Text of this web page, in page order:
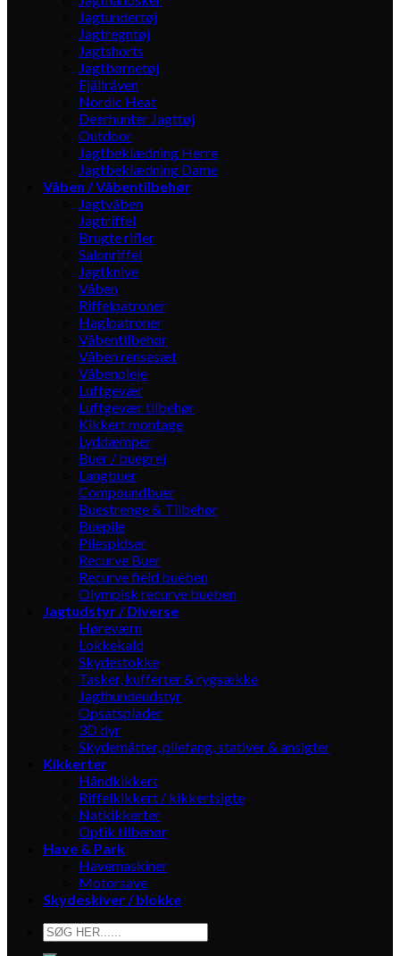
Jagtundertøj
Jagtregntøj
Jagtshorts
Jagtbørnetøj
Fjällräven
Nordic Heat
Deerhunter Jagttøj
Outdoor
Jagtbeklædning Herre
Jagtbeklædning Dame
Våben / Våbentilbehør
Jagtvåben
Jagtriffel
Brugte rifler
Salonriffel
Jagtknive
Våben
Riffelpatroner
Haglpatroner
Våbentilbehør
Våben rensesæt
Våbenpleje
Luftgevær
Luftgevær tilbehør
Kikkert montage
Lyddæmper
Buer / buegrej
Langbuer
Compoundbuer
Buestrenge & Tilbehør
Buepile
Pilespidser
Recurve Buer
Recurve field bueben
Olympisk recurve bueben
Jagtudstyr / Diverse
Høreværn
Lokkekald
Skydestokke
Tasker, kufferter & rygsække
Jagthundeudstyr
Opsatsplader
3D dyr
Skydemåtter, pilefang, stativer & ansigter
Kikkerter
Håndkikkert
Riffelkikkert / kikkertsigte
Natkikkerter
Optik tilbehør
Have & Park
Havemaskiner
Motorsave
Skydeskiver / blokke
Søg
efter: